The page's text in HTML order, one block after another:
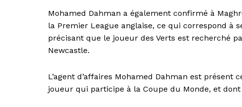
Mohamed Dahman a également confirmé à
la Premier League anglaise, ce qui correspond à
précisant que le joueur des Verts est recherché
Newcastle.
L’agent d’affaires Mohamed Dahman est
joueur qui participe à la Coupe du Monde, et